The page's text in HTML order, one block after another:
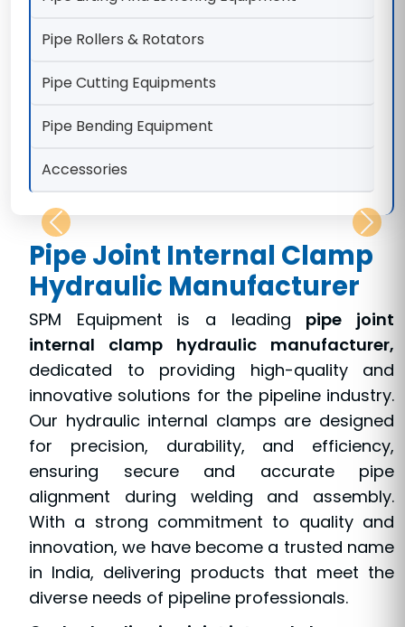
Pipe Rollers & Rotators
Pipe Cutting Equipments
Pipe Bending Equipment
Accessories
Pipe Joint Internal Clamp
Hydraulic Manufacturer
SPM Equipment is a leadingpipe joint
internal clamp hydraulic manufacturer,
dedicated to providing high-quality and
innovative solutions for the pipeline industry.
Our hydraulic internal clamps are designed